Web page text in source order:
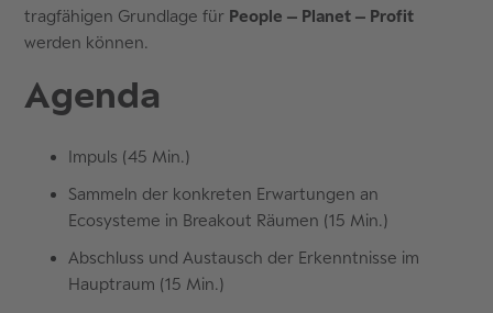
tragfähigen Grundlage für People – Planet – Profit
werden können.
Agenda
Impuls (45 Min.)
Sammeln der konkreten Erwartungen an
Ecosysteme in Breakout Räumen (15 Min.)
Abschluss und Austausch der Erkenntnisse im
Hauptraum (15 Min.)